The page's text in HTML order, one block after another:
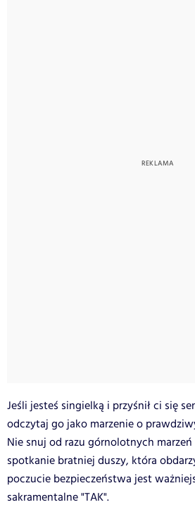
Jeśli jesteś singielką i przyśnił ci się
odczytaj go jako marzenie o
Nie snuj od razu górnolotnych marzeń
spotkanie bratniej duszy, która
poczucie bezpieczeństwa jest
sakramentalne "TAK".